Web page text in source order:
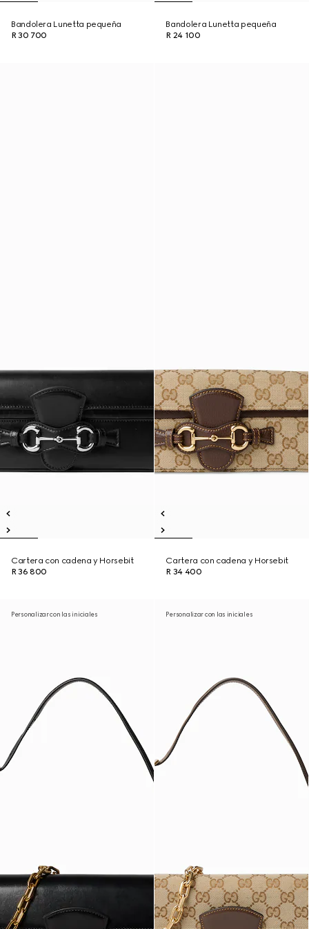
Bandolera Lunetta pequeña
R 30 700
Bandolera Lunetta pequeña
R 24 100
Cartera con cadena y Horsebit
R 36 800
Cartera con cadena y Horsebit
R 34 400
Personalizar con las iniciales Personalizar con las iniciales